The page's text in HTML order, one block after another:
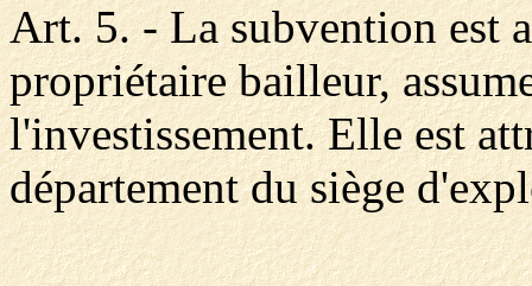
Art. 5. - La subvention est
propriétaire bailleur,
l'investissement. Elle est
département du siège